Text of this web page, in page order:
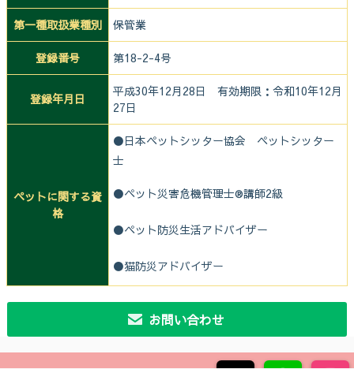
第一種取扱業種別 保管業
登録番号 第18-2-4号
登録年月日
平成30年12月28日 有効期限：令和10年12月
27日
ペットに関する資
格
⚫日本ペットシッター協会 ペットシッター
士
⚫ペット災害危機管理士®講師2級
⚫ペット防災生活アドバイザー
⚫猫防災アドバイザー
お問い合わせ